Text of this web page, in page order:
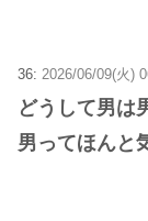
36: 2026/06/09(火)
どうして男は
男ってほんと